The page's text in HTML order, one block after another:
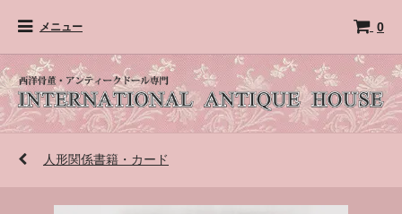
メニュー 0
人形関係書籍・カード